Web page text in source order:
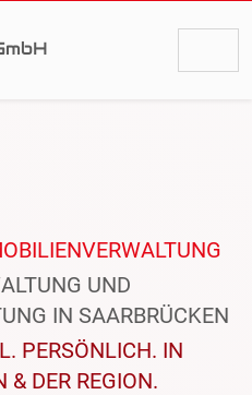
UND
IN SAARBRÜCKEN
PERSÖNLICH. IN
& DER REGION.